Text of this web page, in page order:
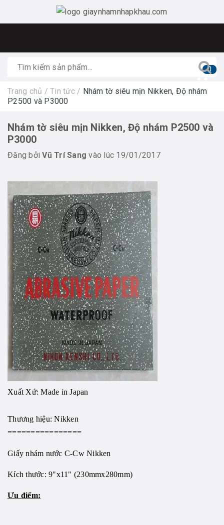
0
Trang chủ / Tin tức / Nhám tờ siêu mịn Nikken, Độ nhám
P2500 và P3000
Nhám tờ siêu mịn Nikken, Độ nhám P2500 và
P3000
Đăng bởiVũ Trí Sang vào lúc 19/01/2017
Xuất Xứ: Made in Japan
Thương hiệu:Nikken
================
Giấy nhám nước C-Cw Nikken
Kích thước: 9"x11" (230mmx280mm)
Ưu điểm: